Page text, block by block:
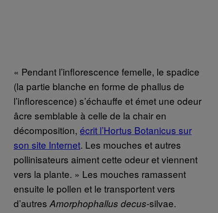
« Pendant l’inflorescence femelle, le spadice
(la partie blanche en forme de phallus de
l’inflorescence) s’échauffe et émet une odeur
âcre semblable à celle de la chair en
décomposition, écrit l’Hortus Botanicus sur
son site Internet. Les mouches et autres
pollinisateurs aiment cette odeur et viennent
vers la plante. » Les mouches ramassent
ensuite le pollen et le transportent vers
d’autres Amorphophallus decus-silvae.